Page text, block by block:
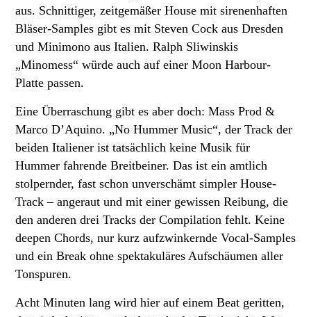
aus. Schnittiger, zeitgemäßer House mit sirenenhaften
Bläser-Samples gibt es mit Steven Cock aus Dresden
und Minimono aus Italien. Ralph Sliwinskis
„Minomess“ würde auch auf einer Moon Harbour-
Platte passen.
Eine Überraschung gibt es aber doch: Mass Prod &
Marco D’Aquino. „No Hummer Music“, der Track der
beiden Italiener ist tatsächlich keine Musik für
Hummer fahrende Breitbeiner. Das ist ein amtlich
stolpernder, fast schon unverschämt simpler House-
Track – angeraut und mit einer gewissen Reibung, die
den anderen drei Tracks der Compilation fehlt. Keine
deepen Chords, nur kurz aufzwinkernde Vocal-Samples
und ein Break ohne spektakuläres Aufschäumen aller
Tonspuren.
Acht Minuten lang wird hier auf einem Beat geritten,